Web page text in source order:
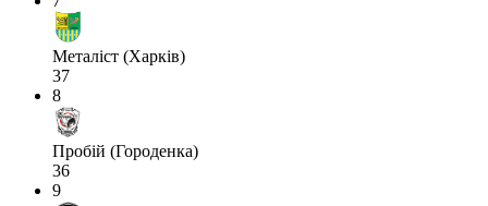
Металіст (Харків)
37
8
Пробій (Городенка)
36
9